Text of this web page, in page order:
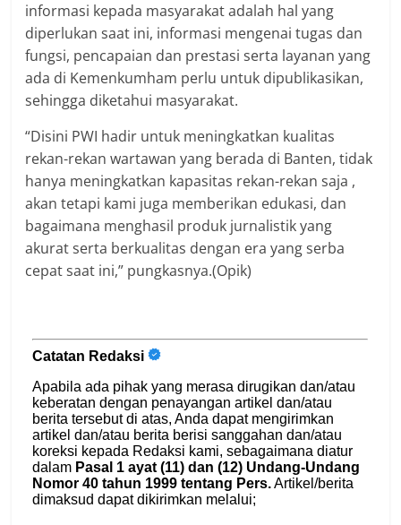
informasi kepada masyarakat adalah hal yang
diperlukan saat ini, informasi mengenai tugas dan
fungsi, pencapaian dan prestasi serta layanan yang
ada di Kemenkumham perlu untuk dipublikasikan,
sehingga diketahui masyarakat.
“Disini PWI hadir untuk meningkatkan kualitas
rekan-rekan wartawan yang berada di Banten, tidak
hanya meningkatkan kapasitas rekan-rekan saja ,
akan tetapi kami juga memberikan edukasi, dan
bagaimana menghasil produk jurnalistik yang
akurat serta berkualitas dengan era yang serba
cepat saat ini,” pungkasnya.(Opik)